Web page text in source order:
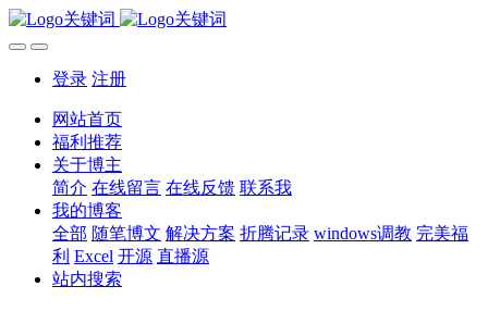
登录 注册
网站首页
福利推荐
关于博主
简介 在线留言 在线反馈 联系我
我的博客
全部 随笔博文 解决方案 折腾记录 windows调教 完美福
利 Excel 开源 直播源
站内搜索